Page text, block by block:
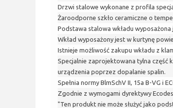
Drzwi stalowe wykonane z profila
Żaroodporne szkło ceramiczne o
Podstawa stalowa wkładu
Wkład wyposażony jest w kurtynę
Istnieje możliwość zakupu wkładu z
Specjalnie zaprojektowana tylna część
urządzenia poprzez dopalanie spalin.
Spełnia normy BlmSchV II, 15a B-VG i
Zgodnie z wymogami dyrektywy
"Ten produkt nie może służyć jako